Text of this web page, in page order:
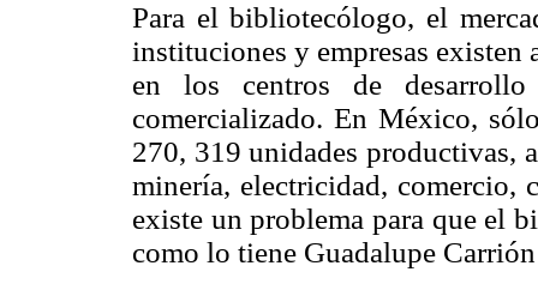
Para el bibliotecólogo, el
instituciones y empresas
en los centros de desarrollo
comercializado. En México,
270, 319 unidades productivas,
minería, electricidad, comercio,
existe un problema para que el
como lo tiene Guadalupe